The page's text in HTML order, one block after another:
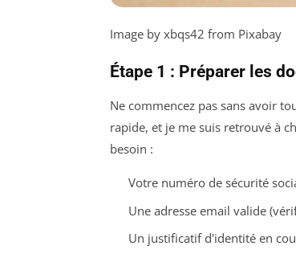
Image by xbqs42 from Pixabay
Étape 1 : Préparer les
Ne commencez pas sans avoir
rapide, et je me suis retrouvé à
besoin :
Votre numéro de sécurité
Une adresse email valide
Un justificatif d'identité en